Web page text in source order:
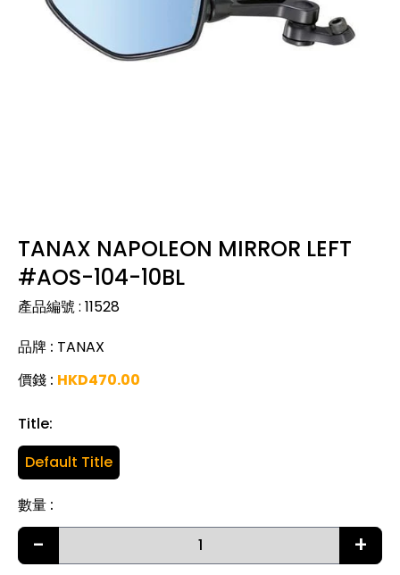
TANAX NAPOLEON MIRROR LEFT
#AOS-104-10BL
產品編號: 11528
品牌 : TANAX
價錢 : HKD470.00
數量 :
- +
Title:
Default Title